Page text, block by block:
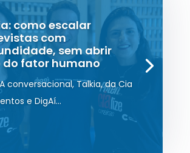
como escalar
com
sem abrir
do fator humano
conversacional, Talkia, da Cia
e DigAí...